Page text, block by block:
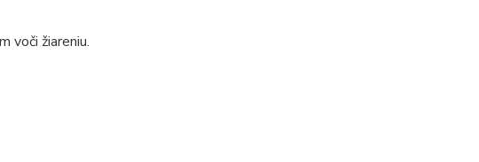
voči žiareniu.